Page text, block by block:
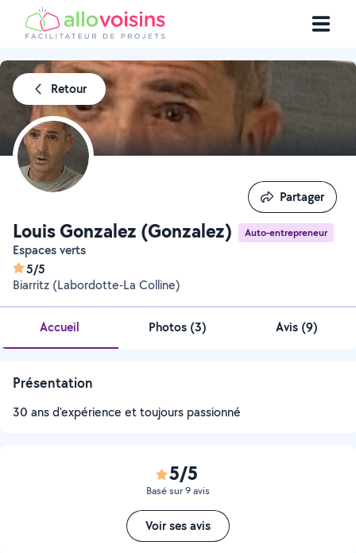
Retour
Louis Gonzalez (Gonzalez) Auto-entrepreneur
Espaces verts
5/5
Biarritz (Labordotte-La Colline)
Partager
Partager
Accueil Photos (3) Avis (9)
Présentation
30 ans d'expérience et toujours passionné
5/5
Basé sur 9 avis
Voir ses avis